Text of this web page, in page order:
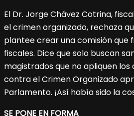
El Dr. Jorge Chávez Cotrina,
el crimen organizado, rechaza
plantee crear una comisión que
fiscales. Dice que solo buscan
magistrados que no apliquen los
contra el Crimen Organizado
Parlamento. ¡Así había sido la
SE PONE EN FORMA